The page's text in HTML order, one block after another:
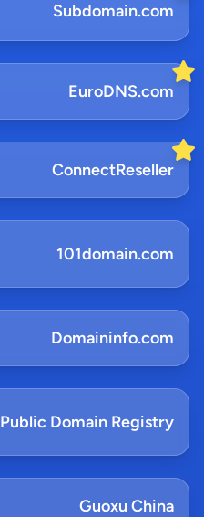
Subdomain.com
EuroDNS.com
ConnectReseller
101domain.com
Domaininfo.com
Public Domain Registry
Guoxu China